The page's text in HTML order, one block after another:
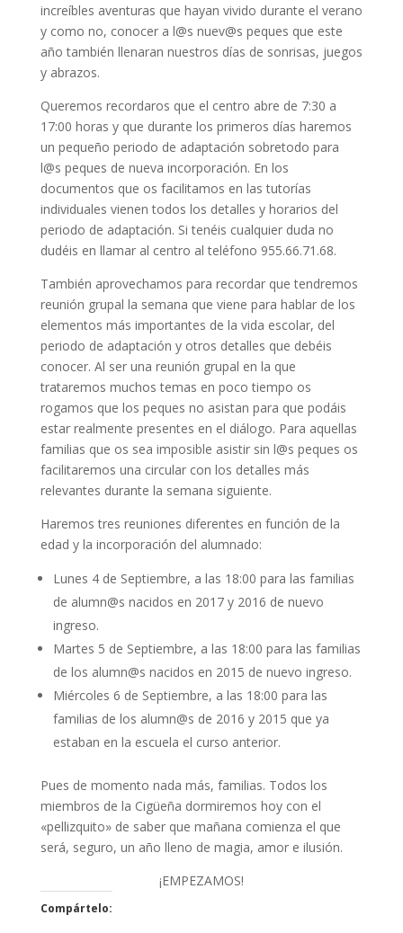
increíbles aventuras que hayan vivido durante el verano
y como no, conocer a l@s nuev@s peques que este
año también llenaran nuestros días de sonrisas, juegos
y abrazos.
Queremos recordaros que el centro abre de 7:30 a
17:00 horas y que durante los primeros días haremos
un pequeño periodo de adaptación sobretodo para
l@s peques de nueva incorporación. En los
documentos que os facilitamos en las tutorías
individuales vienen todos los detalles y horarios del
periodo de adaptación. Si tenéis cualquier duda no
dudéis en llamar al centro al teléfono 955.66.71.68.
También aprovechamos para recordar que tendremos
reunión grupal la semana que viene para hablar de los
elementos más importantes de la vida escolar, del
periodo de adaptación y otros detalles que debéis
conocer. Al ser una reunión grupal en la que
trataremos muchos temas en poco tiempo os
rogamos que los peques no asistan para que podáis
estar realmente presentes en el diálogo. Para aquellas
familias que os sea imposible asistir sin l@s peques os
facilitaremos una circular con los detalles más
relevantes durante la semana siguiente.
Haremos tres reuniones diferentes en función de la
edad y la incorporación del alumnado:
Lunes 4 de Septiembre, a las 18:00 para las familias
de alumn@s nacidos en 2017 y 2016 de nuevo
ingreso.
Martes 5 de Septiembre, a las 18:00 para las familias
de los alumn@s nacidos en 2015 de nuevo ingreso.
Miércoles 6 de Septiembre, a las 18:00 para las
familias de los alumn@s de 2016 y 2015 que ya
estaban en la escuela el curso anterior.
Pues de momento nada más, familias. Todos los
miembros de la Cigüeña dormiremos hoy con el
«pellizquito» de saber que mañana comienza el que
será, seguro, un año lleno de magia, amor e ilusión.
¡EMPEZAMOS!
Compártelo: